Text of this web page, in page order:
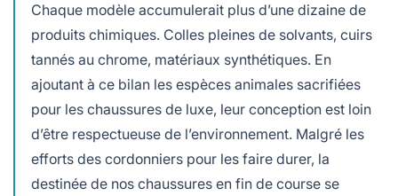
Chaque modèle accumulerait plus d’une dizaine de
produits chimiques. Colles pleines de solvants, cuirs
tannés au chrome, matériaux synthétiques. En
ajoutant à ce bilan les espèces animales sacrifiées
pour les chaussures de luxe, leur conception est loin
d’être respectueuse de l’environnement. Malgré les
efforts des cordonniers pour les faire durer, la
destinée de nos chaussures en fin de course se